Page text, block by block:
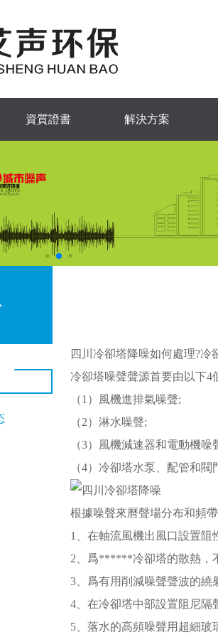
資質證書 解決方案
四川冷卻塔降噪如何處理?冷
冷卻塔噪聲聲源首要由以下4
（1）風機進排氣噪聲;
（2）淋水噪聲;
（3）風機減速器和電動機噪
（4）冷卻塔水泵、配管和閥
根據噪聲來曆聲場分布和頻
1、在軸流風機出風口設置
2、爲******冷卻塔的散熱，
3、爲有用削減噪聲聲波的
4、在冷卻塔中部設置阻尼
5、落水的高頻噪聲用超細玻